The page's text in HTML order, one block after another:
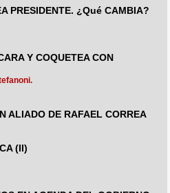
PRESIDENTE. ¿Qué CAMBIA?
Y COQUETEA CON
ALIADO DE RAFAEL CORREA
(II)